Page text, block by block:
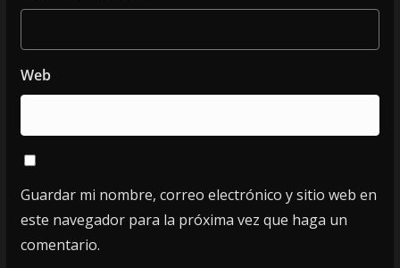
Web
Guardar mi nombre, correo electrónico y sitio web en
este navegador para la próxima vez que haga un
comentario.